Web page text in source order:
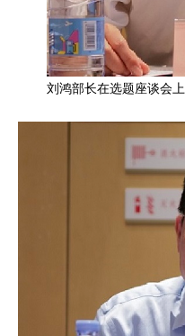
刘鸿部长在选题座谈会上